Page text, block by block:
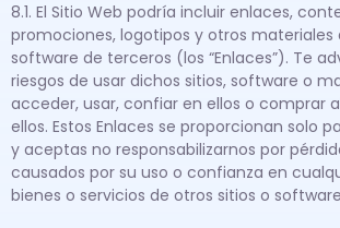
8.1. El Sitio Web podría incluir enlaces,
promociones, logotipos y otros materiales
software de terceros (los “Enlaces”). Te
riesgos de usar dichos sitios, software o
acceder, usar, confiar en ellos o comprar
ellos. Estos Enlaces se proporcionan solo
y aceptas no responsabilizarnos por
causados por su uso o confianza en
bienes o servicios de otros sitios o